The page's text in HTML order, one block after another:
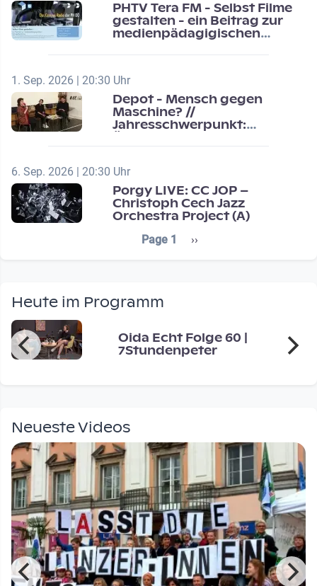
PHTV Tera FM - Selbst Filme
gestalten - ein Beitrag zur
medienpädagigischen
1. Sep. 2026 | 20:30 Uhr
Depot - Mensch gegen
Maschine? //
Jahresschwerpunkt:
6. Sep. 2026 | 20:30 Uhr
Porgy LIVE: CC JOP –
Christoph Cech Jazz
Orchestra Project (A)
Seitennummerierung
Page 1 Next page
››
Heute im Programm
Oida Echt Folge 60 |
7Stundenpeter
Neueste Videos